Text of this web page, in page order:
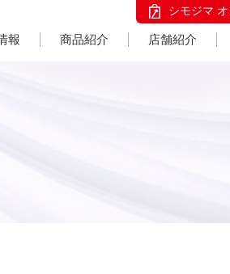
シモジマ
報 商品紹介 店舗紹介